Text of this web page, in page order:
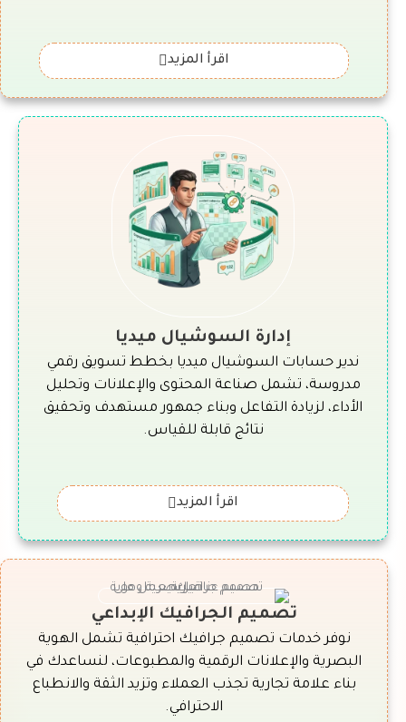
اقرأ المزيد
إدارة السوشيال ميديا
ندير حسابات السوشيال ميديا بخطط تسويق رقمي
مدروسة، تشمل صناعة المحتوى والإعلانات وتحليل
الأداء، لزيادة التفاعل وبناء جمهور مستهدف وتحقيق
نتائج قابلة للقياس.
اقرأ المزيد
تصميم الجرافيك الإبداعي
نوفر خدمات تصميم جرافيك احترافية تشمل الهوية
البصرية والإعلانات الرقمية والمطبوعات، لنساعدك في
بناء علامة تجارية تجذب العملاء وتزيد الثقة والانطباع
الاحترافي.